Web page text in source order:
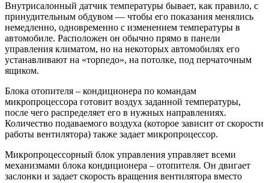
Внутрисалонный датчик температуры бывает, как правило, с
принудительным обдувом — чтобы его показания менялись
немедленно, одновременно с изменением температуры в
автомобиле. Расположен он обычно прямо в панели
управления климатом, но на некоторых автомобилях его
устанавливают на «торпедо», на потолке, под перчаточным
ящиком.
Блока отопителя – кондиционера по командам
микропроцессора готовит воздух заданной температуры,
после чего распределяет его в нужных направлениях.
Количество подаваемого воздуха (которое зависит от скорости
работы вентилятора) также задает микропроцессор.
Микропроцессорный блок управления управляет всеми
механизмами блока кондиционера – отопителя. Он двигает
заслонки и задает скорость вращения вентилятора вместо